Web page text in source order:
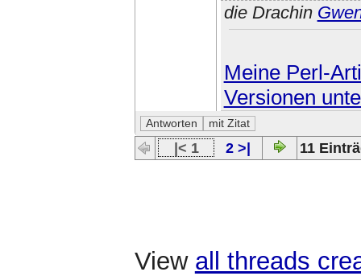
die Drachin
Meine Perl-
Versionen
|< 1 2 >| 11
View all threads